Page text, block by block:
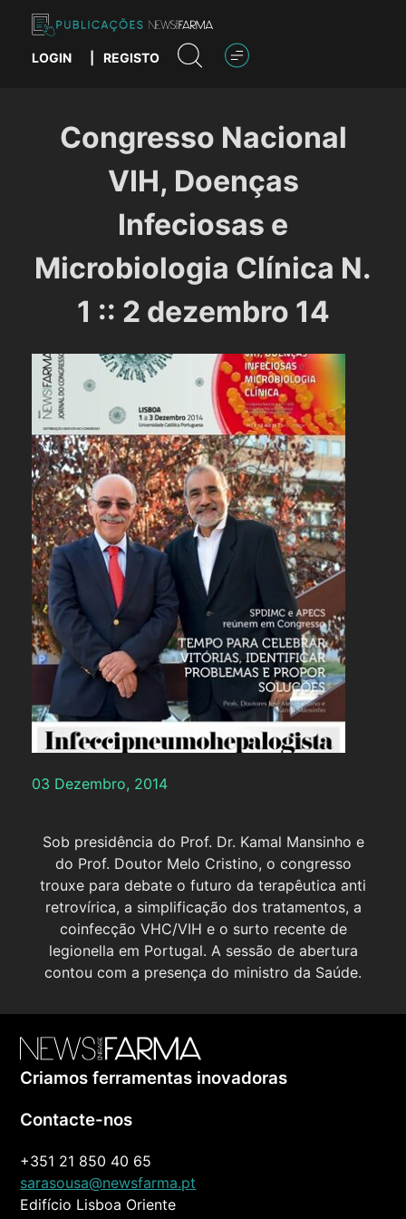
content
Publicações News Farma
LOGIN REGISTO
Congresso Nacional
VIH, Doenças
Infeciosas e
Microbiologia Clínica N.
1 :: 2 dezembro 14
03 Dezembro, 2014
Sob presidência do Prof. Dr. Kamal Mansinho e
do Prof. Doutor Melo Cristino, o congresso
trouxe para debate o futuro da terapêutica anti
retrovírica, a simplificação dos tratamentos, a
coinfecção VHC/VIH e o surto recente de
legionella em Portugal. A sessão de abertura
contou com a presença do ministro da Saúde.
Criamos ferramentas inovadoras
Contacte-nos
+351 21 850 40 65
sarasousa@newsfarma.pt
Edifício Lisboa Oriente